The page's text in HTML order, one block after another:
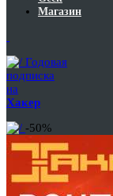
Магазин
Годовая
подписка
на
Хакер
-50%